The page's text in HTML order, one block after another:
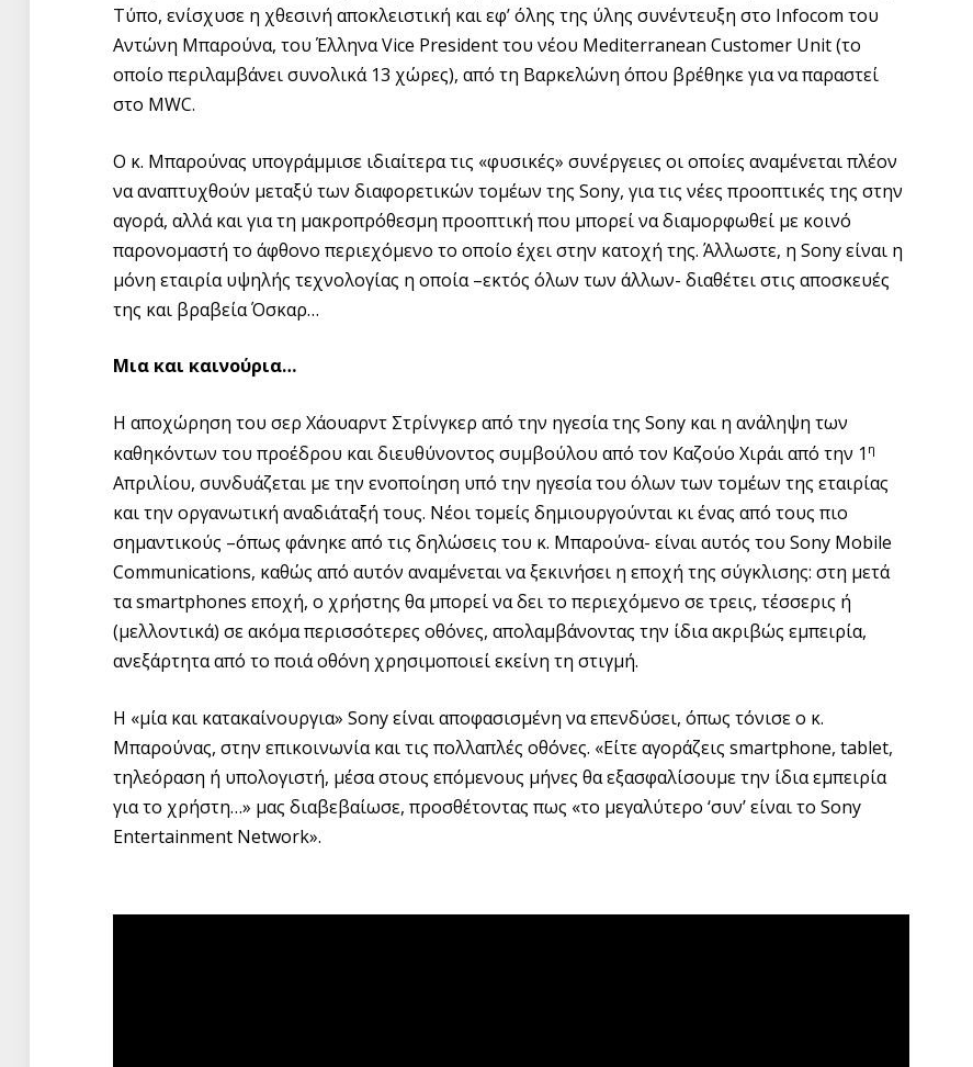
Τύπο, ενίσχυσε η χθεσινή αποκλειστική και εφ’ όλης της ύλης συνέντευξη στο Infocom του
Αντώνη Μπαρούνα, του Έλληνα Vice President του νέου Mediterranean Customer Unit (το
οποίο περιλαμβάνει συνολικά 13 χώρες), από τη Βαρκελώνη όπου βρέθηκε για να παραστεί
στο MWC.
Ο κ. Μπαρούνας υπογράμμισε ιδιαίτερα τις «φυσικές» συνέργειες οι οποίες αναμένεται πλέον
να αναπτυχθούν μεταξύ των διαφορετικών τομέων της Sony, για τις νέες προοπτικές της στην
αγορά, αλλά και για τη μακροπρόθεσμη προοπτική που μπορεί να διαμορφωθεί με κοινό
παρονομαστή το άφθονο περιεχόμενο το οποίο έχει στην κατοχή της. Άλλωστε, η Sony είναι η
μόνη εταιρία υψηλής τεχνολογίας η οποία –εκτός όλων των άλλων- διαθέτει στις αποσκευές
της και βραβεία Όσκαρ…
Μια και καινούρια…
Η αποχώρηση του σερ Χάουαρντ Στρίνγκερ από την ηγεσία της Sony και η ανάληψη των
καθηκόντων του προέδρου και διευθύνοντος συμβούλου από τον Καζούο Χιράι από την 1 η
Απριλίου, συνδυάζεται με την ενοποίηση υπό την ηγεσία του όλων των τομέων της εταιρίας
και την οργανωτική αναδιάταξή τους. Νέοι τομείς δημιουργούνται κι ένας από τους πιο
σημαντικούς –όπως φάνηκε από τις δηλώσεις του κ. Μπαρούνα- είναι αυτός του Sony Mobile
Communications, καθώς από αυτόν αναμένεται να ξεκινήσει η εποχή της σύγκλισης: στη μετά
τα smartphones εποχή, ο χρήστης θα μπορεί να δει το περιεχόμενο σε τρεις, τέσσερις ή
(μελλοντικά) σε ακόμα περισσότερες οθόνες, απολαμβάνοντας την ίδια ακριβώς εμπειρία,
ανεξάρτητα από το ποιά οθόνη χρησιμοποιεί εκείνη τη στιγμή.
Η «μία και κατακαίνουργια» Sony είναι αποφασισμένη να επενδύσει, όπως τόνισε ο κ.
Μπαρούνας, στην επικοινωνία και τις πολλαπλές οθόνες. «Είτε αγοράζεις smartphone, tablet,
τηλεόραση ή υπολογιστή, μέσα στους επόμενους μήνες θα εξασφαλίσουμε την ίδια εμπειρία
για το χρήστη…» μας διαβεβαίωσε, προσθέτοντας πως «το μεγαλύτερο ‘συν’ είναι το Sony
Entertainment Network».